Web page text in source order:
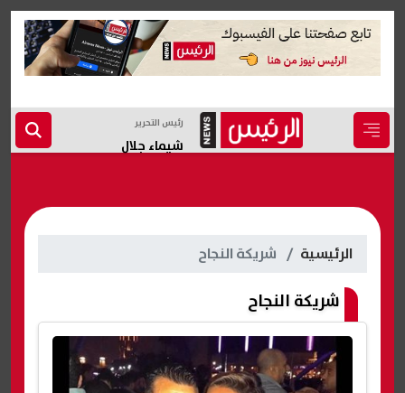
رئيس التحرير
شيماء جلال
الرئيسية شريكة النجاح
شريكة النجاح